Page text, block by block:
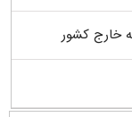
خارج کشور